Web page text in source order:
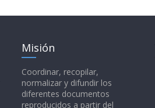
Misión
Coordinar, recopilar,
normalizar y difundir los
diferentes documentos
reproducidos a partir del